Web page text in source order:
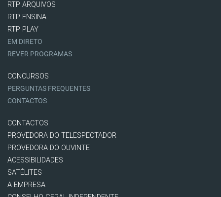
RTP ARQUIVOS
RTP ENSINA
RTP PLAY
EM DIRETO
REVER PROGRAMAS
CONCURSOS
PERGUNTAS FREQUENTES
CONTACTOS
CONTACTOS
PROVEDORA DO TELESPECTADOR
PROVEDORA DO OUVINTE
ACESSIBILIDADES
SATÉLITES
A EMPRESA